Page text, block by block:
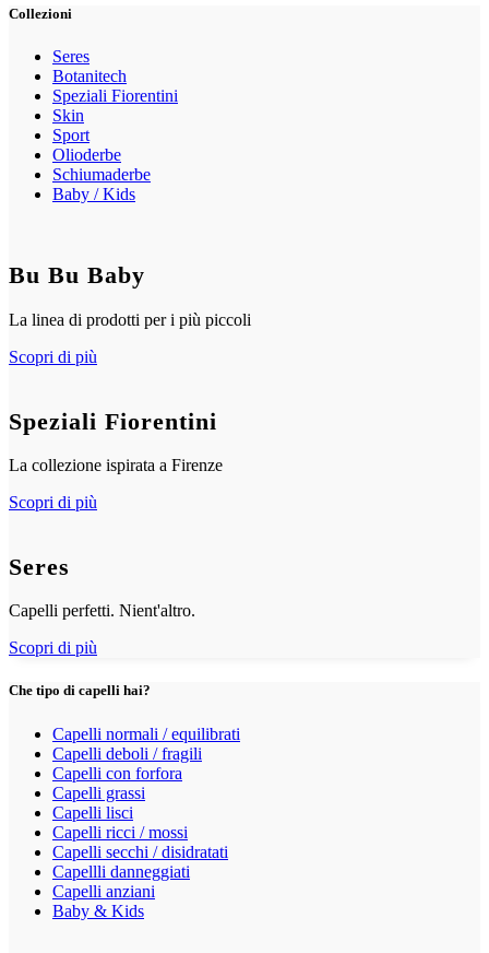
Collezioni
Seres
Botanitech
Speziali Fiorentini
Skin
Sport
Olioderbe
Schiumaderbe
Baby / Kids
Bu Bu Baby
La linea di prodotti per i più piccoli
Scopri di più
Speziali Fiorentini
La collezione ispirata a Firenze
Scopri di più
Seres
Capelli perfetti. Nient'altro.
Scopri di più
Che tipo di capelli hai?
Capelli normali / equilibrati
Capelli deboli / fragili
Capelli con forfora
Capelli grassi
Capelli lisci
Capelli ricci / mossi
Capelli secchi / disidratati
Capellli danneggiati
Capelli anziani
Baby & Kids